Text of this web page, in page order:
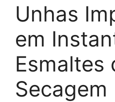
Unhas
em
Esmaltes
Secagem